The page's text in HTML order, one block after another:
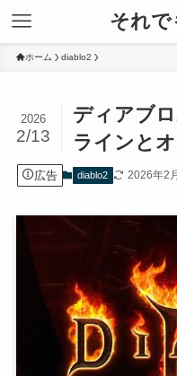
それで
ホーム diablo2
ディアブ
ラインと
2026
2/13
広告 diablo2 2026年2